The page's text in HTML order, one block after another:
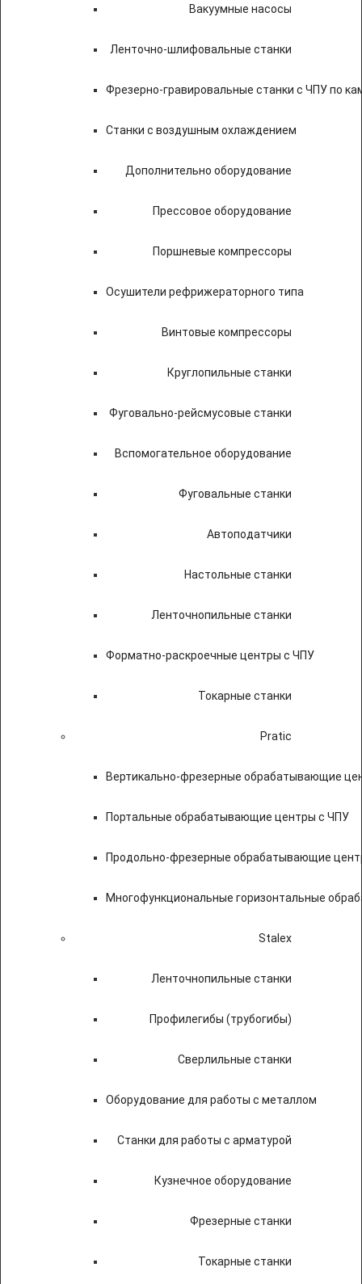
Вакуумные насосы
Ленточно-шлифовальные станки
Фрезерно-гравировальные станки с ЧПУ по
Станки с воздушным охлаждением
Дополнительно оборудование
Прессовое оборудование
Поршневые компрессоры
Осушители рефрижераторного типа
Винтовые компрессоры
Круглопильные станки
Фуговально-рейсмусовые станки
Вспомогательное оборудование
Фуговальные станки
Автоподатчики
Настольные станки
Ленточнопильные станки
Форматно-раскроечные центры с ЧПУ
Токарные станки
Pratic
Вертикально-фрезерные обрабатывающие
Портальные обрабатывающие центры с ЧПУ
Продольно-фрезерные обрабатывающие
Многофункциональные горизонтальные
Stalex
Ленточнопильные станки
Профилегибы (трубогибы)
Сверлильные станки
Оборудование для работы с металлом
Станки для работы с арматурой
Кузнечное оборудование
Фрезерные станки
Токарные станки